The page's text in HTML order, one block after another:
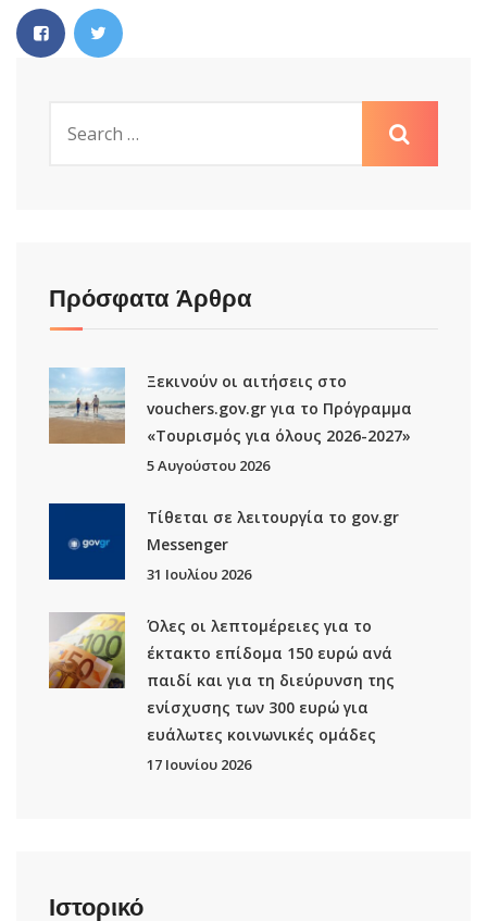
Πρόσφατα Άρθρα
Ξεκινούν οι αιτήσεις στο
vouchers.gov.gr για το Πρόγραμμα
«Τουρισμός για όλους 2026-2027»
5 Αυγούστου 2026
Τίθεται σε λειτουργία το gov.gr
Μessenger
31 Ιουλίου 2026
Όλες οι λεπτομέρειες για το
έκτακτο επίδομα 150 ευρώ ανά
παιδί και για τη διεύρυνση της
ενίσχυσης των 300 ευρώ για
ευάλωτες κοινωνικές ομάδες
17 Ιουνίου 2026
Ιστορικό